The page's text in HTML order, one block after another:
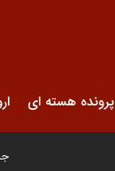
پرونده هسته ای